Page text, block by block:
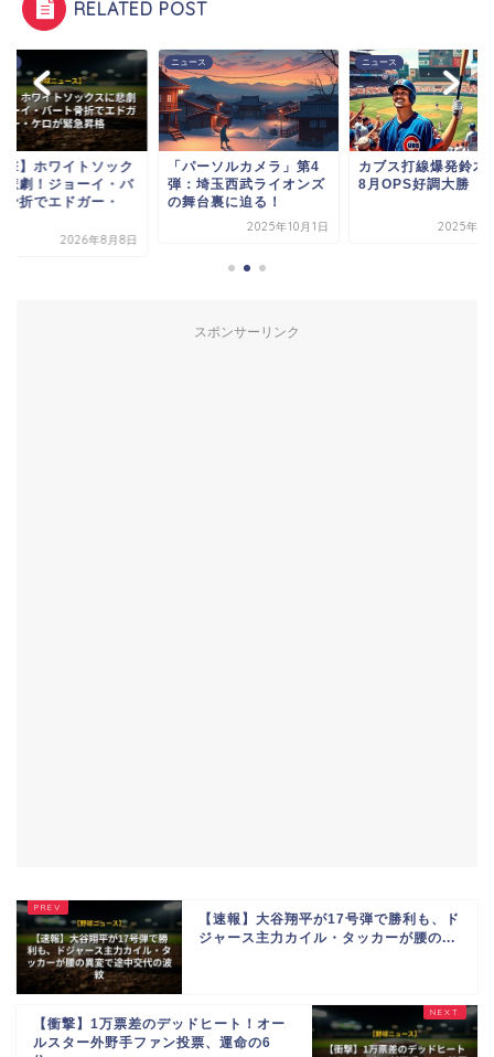
RELATED POST
撃】ホワイトソック
悲劇！ジョーイ・バ
骨折でエドガー・
2026年8月8日
ニュース
「パーソルカメラ」第4
弾：埼玉西武ライオンズ
の舞台裏に迫る！
2025年10月1日
ニュース
カブス打線爆発鈴木
8月OPS好調大勝
2025年8
スポンサーリンク
【速報】大谷翔平が17号弾で勝利も、ド
ジャース主力カイル・タッカーが腰の...
【衝撃】1万票差のデッドヒート！オー
ルスター外野手ファン投票、運命の6